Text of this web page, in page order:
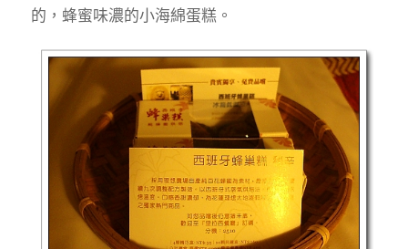
的，蜂蜜味濃的小海綿蛋糕。